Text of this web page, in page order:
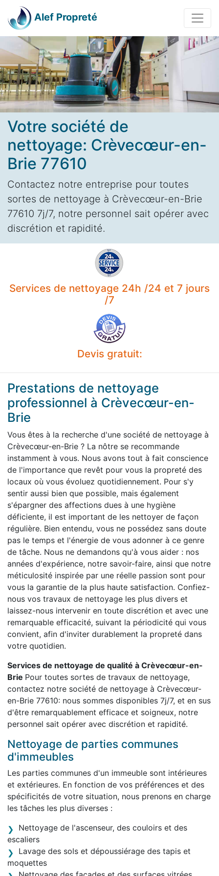
Alef Propreté
Votre société de
nettoyage: Crèvecœur-en-
Brie 77610
Contactez notre entreprise pour toutes
sortes de nettoyage à Crèvecœur-en-Brie
77610 7j/7, notre personnel sait opérer avec
discrétion et rapidité.
Services de nettoyage 24h /24 et 7 jours
/7
Devis gratuit:
Prestations de nettoyage
professionnel à Crèvecœur-en-
Brie
Vous êtes à la recherche d'une société de nettoyage à
Crèvecœur-en-Brie ? La nôtre se recommande
instamment à vous. Nous avons tout à fait conscience
de l'importance que revêt pour vous la propreté des
locaux où vous évoluez quotidiennement. Pour s'y
sentir aussi bien que possible, mais également
s'épargner des affections dues à une hygiène
déficiente, il est important de les nettoyer de façon
régulière. Bien entendu, vous ne possédez sans doute
pas le temps et l'énergie de vous adonner à ce genre
de tâche. Nous ne demandons qu'à vous aider : nos
années d'expérience, notre savoir-faire, ainsi que notre
méticulosité inspirée par une réelle passion sont pour
vous la garantie de la plus haute satisfaction. Confiez-
nous vos travaux de nettoyage les plus divers et
laissez-nous intervenir en toute discrétion et avec une
remarquable efficacité, suivant la périodicité qui vous
convient, afin d'inviter durablement la propreté dans
votre quotidien.
Services de nettoyage de qualité à Crèvecœur-en-
Brie Pour toutes sortes de travaux de nettoyage,
contactez notre société de nettoyage à Crèvecœur-
en-Brie 77610: nous sommes disponibles 7j/7, et en sus
d'être remarquablement efficace et soigneux, notre
personnel sait opérer avec discrétion et rapidité.
Nettoyage de parties communes
d'immeubles
Les parties communes d'un immeuble sont intérieures
et extérieures. En fonction de vos préférences et des
spécificités de votre situation, nous prenons en charge
les tâches les plus diverses :
Nettoyage de l'ascenseur, des couloirs et des
escaliers
Lavage des sols et dépoussiérage des tapis et
moquettes